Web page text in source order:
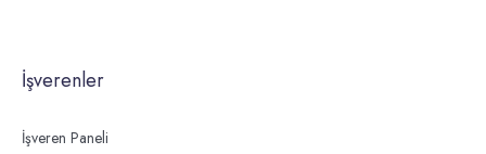
İşverenler
İşveren Paneli